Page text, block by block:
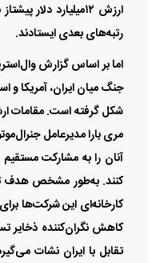
ارزش ۱۲‌میلیارد
رتبه‌های بعدی ایستادند.
اما بر اساس گزارش
جنگ میان ایران، آمریکا و
شکل گرفته است. مقامات
مری بارا مدیرعامل
آنان را به مشارکت
کنند. به‌طور مشخص هدف
کارخانه‌ای این شرکت‌ها
کاهش نگران‌کننده ذخایر
تقابل با ایران نشات